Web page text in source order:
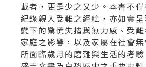
載者，更是少之又少。本書不
紀錄親人受難之經緯，亦如實
變下的驚慌失措與無力感、受
家庭之影響，以及家屬在社會無
所面臨歲月的磨難與生活的考